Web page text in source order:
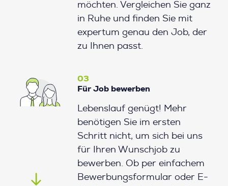
möchten. Vergleichen Sie ganz
in Ruhe und finden Sie mit
expertum genau den Job, der
zu Ihnen passt.
03
Für Job bewerben
Lebenslauf genügt! Mehr
benötigen Sie im ersten
Schritt nicht, um sich bei uns
für Ihren Wunschjob zu
bewerben. Ob per einfachem
Bewerbungsformular oder E-